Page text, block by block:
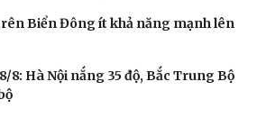
Biển Đông ít khả năng mạnh lên
8: Hà Nội nắng 35 độ, Bắc Trung Bộ